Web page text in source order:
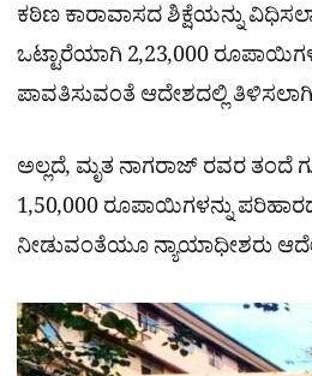
ಕಠಿಣ ಕಾರಾವಾಸದ ಶಿಕ್ಷೆಯನ್ನು
ಒಟ್ಟಾರೆಯಾಗಿ 2,23,000
ಪಾವತಿಸುವಂತೆ ಆದೇಶದಲ್ಲಿ
ಅಲ್ಲದೆ, ಮೃತ ನಾಗರಾಜ್ ರವರ ತಂದೆ
1,50,000 ರೂಪಾಯಿಗಳನ್ನು
ನೀಡುವಂತೆಯೂ ನ್ಯಾಯಾಧೀಶರು